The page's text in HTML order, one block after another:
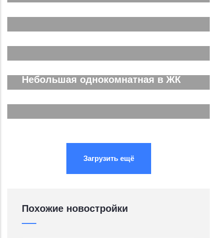
Двухкомнатная Спутник Сити
Евродвушка в ЖК Спутник Сити
Трёхкомнатная ЖК Спутник Сити
Небольшая однокомнатная в ЖК
Южные Резиденции
Загрузить ещё
Похожие новостройки